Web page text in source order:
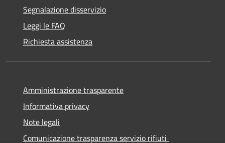
Segnalazione disservizio
Leggi le FAQ
Richiesta assistenza
Amministrazione trasparente
Informativa privacy
Note legali
Comunicazione trasparenza servizio rifiuti